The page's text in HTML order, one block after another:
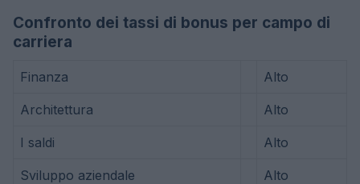
Confronto dei tassi di bonus per campo di
carriera
Finanza Alto
Architettura Alto
I saldi Alto
Sviluppo aziendale Alto